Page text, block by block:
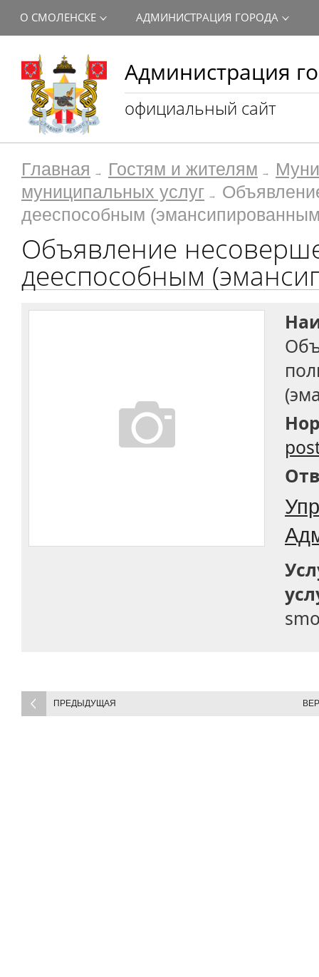
Администрация
официальный сайт
О СМОЛЕНСКЕ АДМИНИСТРАЦИЯ ГОРОДА
Главная Гостям и жителям
муниципальных услуг
дееспособным
Объявление
дееспособным
ПРЕДЫДУЩАЯ